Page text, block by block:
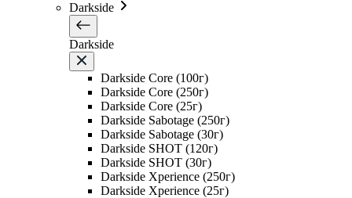
Darkside
Darkside
Darkside Core (100г)
Darkside Core (250г)
Darkside Core (25г)
Darkside Sabotage (250г)
Darkside Sabotage (30г)
Darkside SHOT (120г)
Darkside SHOT (30г)
Darkside Xperience (250г)
Darkside Xperience (25г)